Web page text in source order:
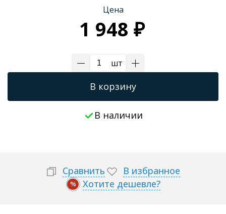
Трапы для душевых
Цена
1 948 ₽
шт
В корзину
В наличии
Сравнить В избранное
% Хотите дешевле?